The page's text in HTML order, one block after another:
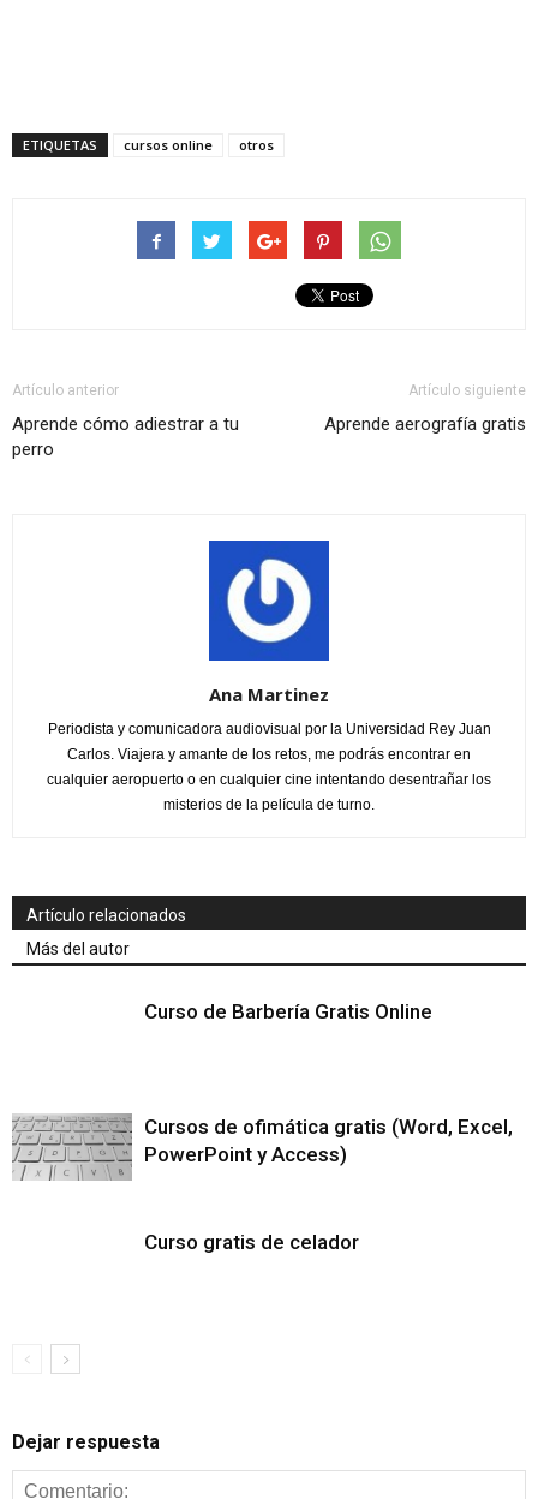
ETIQUETAS cursos online otros
Artículo anterior
Aprende cómo adiestrar a tu
perro
Artículo siguiente
Aprende aerografía gratis
Ana Martinez
Periodista y comunicadora audiovisual por la Universidad Rey Juan
Carlos. Viajera y amante de los retos, me podrás encontrar en
cualquier aeropuerto o en cualquier cine intentando desentrañar los
misterios de la película de turno.
Artículo relacionados
Más del autor
Curso de Barbería Gratis Online
Cursos de ofimática gratis (Word, Excel,
PowerPoint y Access)
Curso gratis de celador
Dejar respuesta